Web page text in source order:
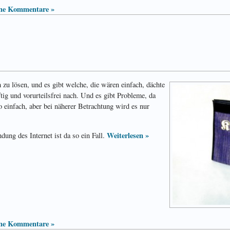
Kommentare »
lösen, und es gibt welche, die wären einfach, dächte
und vorurteilsfrei nach. Und es gibt Probleme, da
aber bei näherer Betrachtung wird es nur
des Internet ist da so ein Fall. Weiterlesen »
Kommentare »